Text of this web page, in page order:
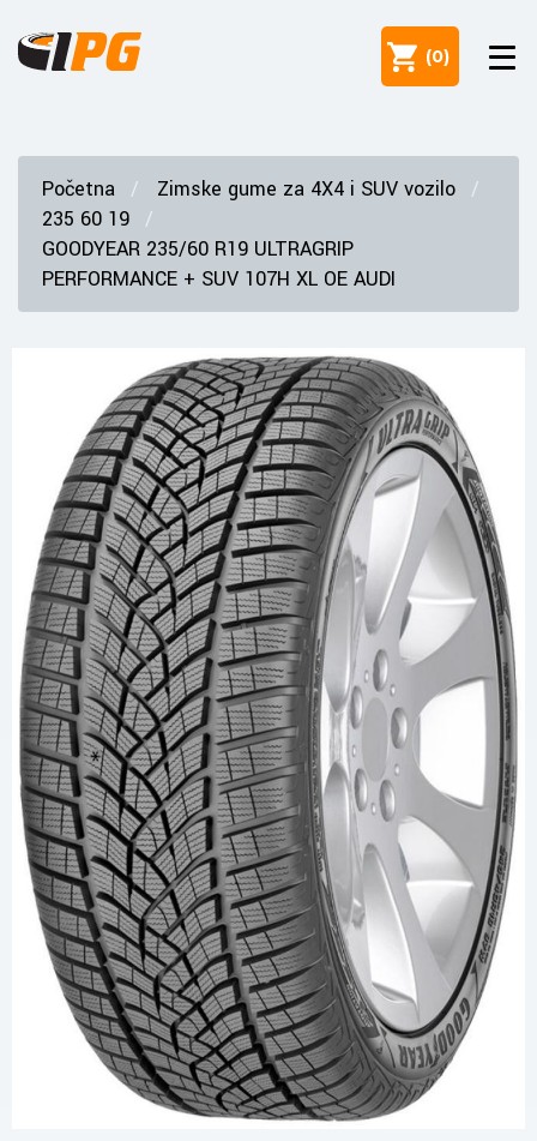
(0)
Početna
Zimske gume za 4X4 i SUV vozilo
235 60 19
GOODYEAR 235/60 R19 ULTRAGRIP
PERFORMANCE + SUV 107H XL OE AUDI